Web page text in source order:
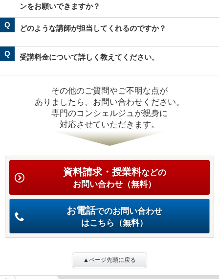
ンをお願いできますか？
Q どのような講師が担当してくれるのですか？
Q 受講料金について詳しく教えてください。
その他のご質問やご不明な点が
ありましたら、お問い合わせください。
専門のコンシェルジュが親身に
対応させていただきます。
資料請求・授業料などの
お問い合わせ（無料）
お電話でのお問い合わせ
はこちら（無料）
▲ページ先頭に戻る